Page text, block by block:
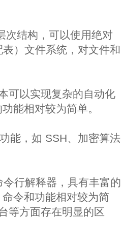
次结构，可以使用绝对
）文件系统，对文件和
可以实现复杂的自动化
能相对较为简单。
能，如 SSH、加密算法
行解释器，具有丰富的
令和功能相对较为简
等方面存在明显的区